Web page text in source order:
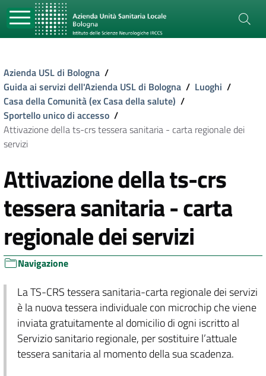
Azienda USL di Bologna /
Guida ai servizi dell'Azienda USL di Bologna / Luoghi /
Casa della Comunità (ex Casa della salute) /
Sportello unico di accesso /
Attivazione della ts-crs tessera sanitaria - carta regionale dei
servizi
Attivazione della ts-crs
tessera sanitaria - carta
regionale dei servizi
Navigazione
La TS-CRS tessera sanitaria-carta regionale dei servizi
è la nuova tessera individuale con microchip che viene
inviata gratuitamente al domicilio di ogni iscritto al
Servizio sanitario regionale, per sostituire l’attuale
tessera sanitaria al momento della sua scadenza.